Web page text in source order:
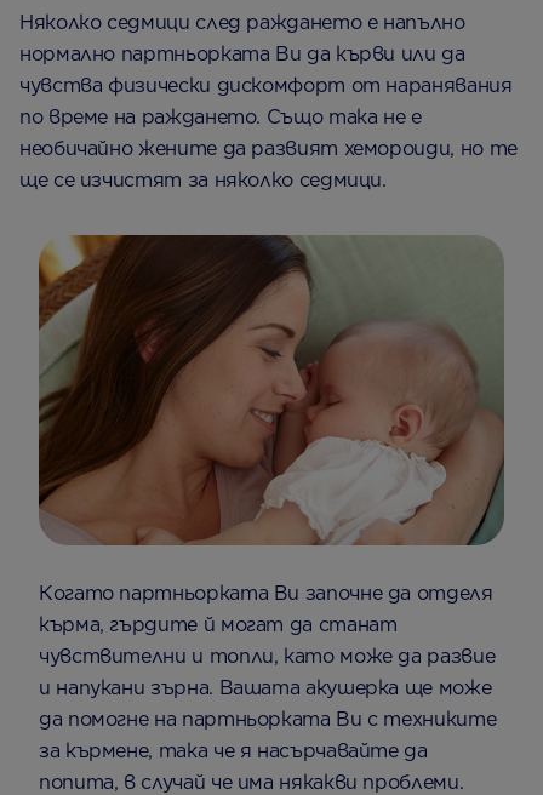
Няколко седмици след раждането е напълно
нормално партньорката Ви да кърви или да
чувства физически дискомфорт от наранявания
по време на раждането. Също така не е
необичайно жените да развият хемороиди, но те
ще се изчистят за няколко седмици.
Когато партньорката Ви започне да отделя
кърма, гърдите й могат да станат
чувствителни и топли, като може да развие
и напукани зърна. Вашата акушерка ще може
да помогне на партньорката Ви с техниките
за кърмене, така че я насърчавайте да
попита, в случай че има някакви проблеми.